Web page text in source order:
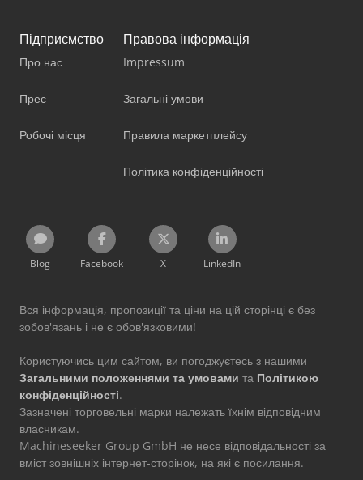
Підприємство
Про нас
Прес
Робочі місця
Правова інформація
Impressum
Загальні умови
Правила маркетплейсу
Політика конфіденційності
Blog Facebook X LinkedIn
Вся інформація, пропозиції та ціни на цій сторінці є без
зобов'язань і не є обов'язковими!
Користуючись цим сайтом, ви погоджуєтесь з нашими
Загальними положеннями та умовами та Політикою
конфіденційності.
Зазначені торговельні марки належать їхнім відповідним
власникам.
Machineseeker Group GmbH не несе відповідальності за
вміст зовнішніх інтернет-сторінок, на які є посилання.